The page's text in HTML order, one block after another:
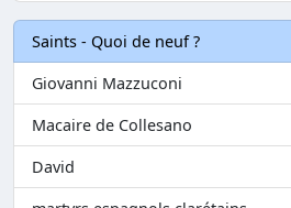
Saints - Quoi de neuf ?
Giovanni Mazzuconi
Macaire de Collesano
David